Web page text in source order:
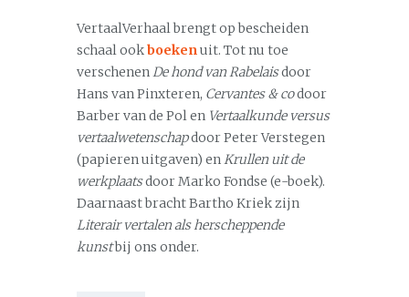
VertaalVerhaal brengt op bescheiden
schaal ookboekenuit. Tot nu toe
verschenenDe hond van Rabelaisdoor
Hans van Pinxteren, Cervantes & codoor
Barber van de Pol en Vertaalkunde versus
vertaalwetenschapdoor Peter Verstegen
(papieren uitgaven) enKrullen uit de
werkplaatsdoor Marko Fondse (e-boek).
Daarnaast bracht Bartho Kriek zijn
Literair vertalen als herscheppende
kunstbij ons onder.